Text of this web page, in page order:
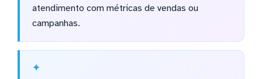
atendimento com métricas de vendas ou
campanhas.